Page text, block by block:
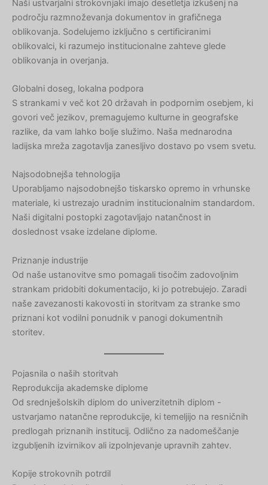
Naši ustvarjalni strokovnjaki imajo desetletja izkušenj na
področju razmnoževanja dokumentov in grafičnega
oblikovanja. Sodelujemo izključno s certificiranimi
oblikovalci, ki razumejo institucionalne zahteve glede
oblikovanja in overjanja.
Globalni doseg, lokalna podpora
S strankami v več kot 20 državah in podpornim osebjem, ki
govori več jezikov, premagujemo kulturne in geografske
razlike, da vam lahko bolje služimo. Naša mednarodna
ladijska mreža zagotavlja zanesljivo dostavo po vsem svetu.
Najsodobnejša tehnologija
Uporabljamo najsodobnejšo tiskarsko opremo in vrhunske
materiale, ki ustrezajo uradnim institucionalnim standardom.
Naši digitalni postopki zagotavljajo natančnost in
doslednost vsake izdelane diplome.
Priznanje industrije
Od naše ustanovitve smo pomagali tisočim zadovoljnim
strankam pridobiti dokumentacijo, ki jo potrebujejo. Zaradi
naše zavezanosti kakovosti in storitvam za stranke smo
priznani kot vodilni ponudnik v panogi dokumentnih
storitev.
Pojasnila o naših storitvah
Reprodukcija akademske diplome
Od srednješolskih diplom do univerzitetnih diplom -
ustvarjamo natančne reprodukcije, ki temeljijo na resničnih
predlogah priznanih institucij. Odlično za nadomeščanje
izgubljenih izvirnikov ali izpolnjevanje upravnih zahtev.
Kopije strokovnih potrdil